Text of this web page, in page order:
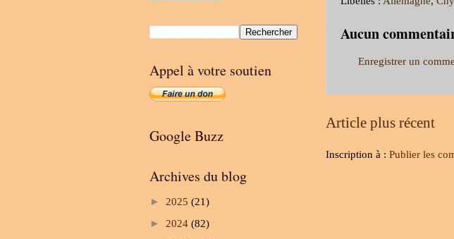
Aucun
Enregistrer un
Article plus récent
Inscription à : Publier les
Appel à votre soutien
Google Buzz
Archives du blog
► 2025 (21)
► 2024 (82)